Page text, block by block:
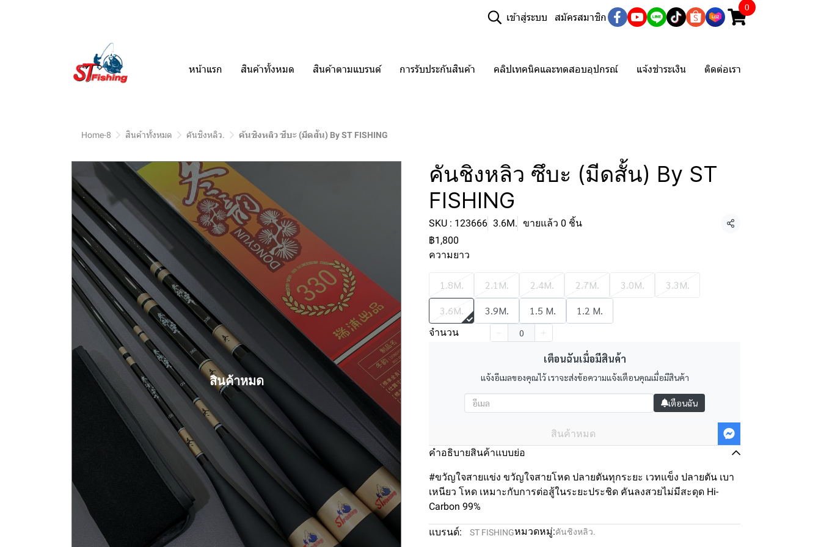
เข้าสู่ระบบ สมัครสมาชิก
0
หน้าแรก สินค้าทั้งหมด สินค้าตามแบรนด์ การรับประกันสินค้า คลิปเทคนิคและทดสอบอุปกรณ์ แจ้งชำระเงิน ติดต่อเรา
Home-8 สินค้าทั้งหมด คันชิงหลิว. คันชิงหลิว ซึบะ (มีดสั้น) By ST FISHING
สินค้าหมด
คันชิงหลิว ซึบะ (มีดสั้น) By ST
FISHING
SKU : 123666 3.6M. ขายแล้ว 0 ชิ้น แชร์
฿1,800
ความยาว
1.8M. 2.1M. 2.4M. 2.7M. 3.0M.
3.3M.
3.6M.
3.9M. 1.5 M. 1.2 M.
จำนวน
เตือนฉันเมื่อมีสินค้า
แจ้งอีเมลของคุณไว้ เราจะส่งข้อความแจ้งเตือนคุณเมื่อมีสินค้า
เตือนฉัน
สินค้าหมด
คำอธิบายสินค้าแบบย่อ
#ขวัญใจสายแข่ง ขวัญใจสายโหด ปลายตันทุกระยะ เวทแข็ง ปลายตัน เบา
เหนียว โหด เหมาะกับการต่อสู้ในระยะประชิด คันลงสวยไม่มีสะดุด Hi-
Carbon 99%
แบรนด์: ST FISHINGหมวดหมู่:คันชิงหลิว.